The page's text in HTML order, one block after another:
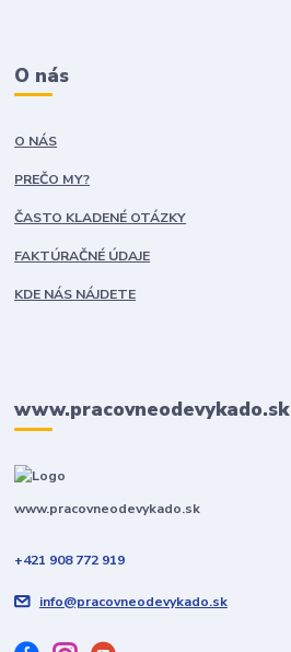
O nás
O NÁS
PREČO MY?
ČASTO KLADENÉ OTÁZKY
FAKTÚRAČNÉ ÚDAJE
KDE NÁS NÁJDETE
www.pracovneodevykado.sk
www.pracovneodevykado.sk
+421 908 772 919
info@pracovneodevykado.sk